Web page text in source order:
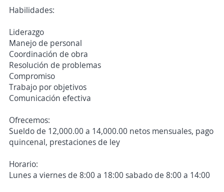
Habilidades:
Liderazgo
Manejo de personal
Coordinación de obra
Resolución de problemas
Compromiso
Trabajo por objetivos
Comunicación efectiva
Ofrecemos:
Sueldo de 12,000.00 a 14,000.00 netos mensuales, pago
quincenal, prestaciones de ley
Horario:
Lunes a viernes de 8:00 a 18:00 sabado de 8:00 a 14:00